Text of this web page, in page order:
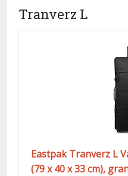
Tranverz L
Eastpak Tranverz L
(79 x 40 x 33 cm),